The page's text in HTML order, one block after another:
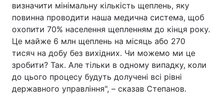
визначити мінімальну кількість щеплень, яку
повинна проводити наша медична система, щоб
охопити 70% населення щепленням до кінця року.
Це майже 6 млн щеплень на місяць або 270
тисяч на добу без вихідних. Чи можемо ми це
зробити? Так. Але тільки в одному випадку, коли
до цього процесу будуть долучені всі рівні
державного управління", – сказав Степанов.